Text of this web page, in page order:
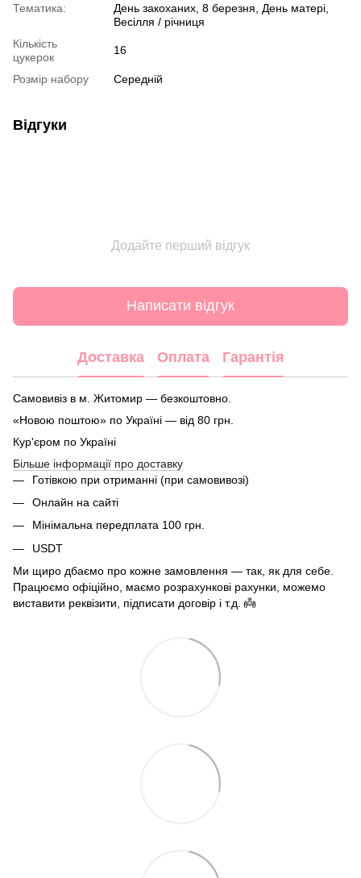
Тематика:
День закоханих, 8 березня, День матері,
Весілля / річниця
Кількість
цукерок
16
Розмір набору Середній
Відгуки
Додайте перший відгук
Написати відгук
Доставка Оплата Гарантія
Самовивіз в м. Житомир — безкоштовно.
«Новою поштою» по Україні — від 80 грн.
Кур'єром по Україні
Більше інформації про доставку
Готівкою при отриманні (при самовивозі)
Онлайн на сайті
Мінімальна передплата 100 грн.
USDT
Ми щиро дбаємо про кожне замовлення — так, як для себе.
Працюємо офіційно, маємо розрахункові рахунки, можемо
виставити реквізити, підписати договір і т.д. 👼